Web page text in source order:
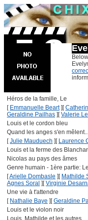
Héros de la famille, Le
[ Emmanuelle Beart] [
Geraldine Pailhas ] [Valerie
Louis et le cordon bleu
Quand les anges s'en
[Julie Mauduech ] [ Laurence
Louis et la ferme des
Nicolas au pays des âmes
Genre humain - 1ère partie:
[Arielle Dombasle ] [ Mathilde
Agnes Soral ] [Virginie
Une vie à t'attendre
[ Nathalie Baye ] [Geraldine
Louis et le violon noir
Louis, Mathilde et les autres